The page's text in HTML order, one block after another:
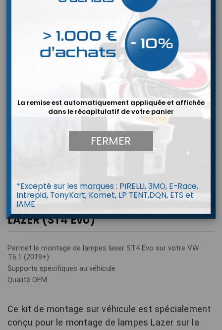
VW T6.1 (2019+) - Grille pour lampes
LAZER (ST4 Evo)
Permet le montage de lampes laser ST4 Evo sur votre VW
T6.1 (2019+)
Supports spécifiques au véhicule
Qualité OEM
Ce kit de montage sur véhicule est spécialement
conçu pour le montage de lampes Lazer sur la
La remise est automatiquement appliquée et affichée
dans le récapitulatif de votre panier
FERMER
*Excepté sur les marques : PIRELLI, 3MO, E-Race,
Intrepid, TonyKart, Komet, LP TENT,DQN, ETS et
IAME